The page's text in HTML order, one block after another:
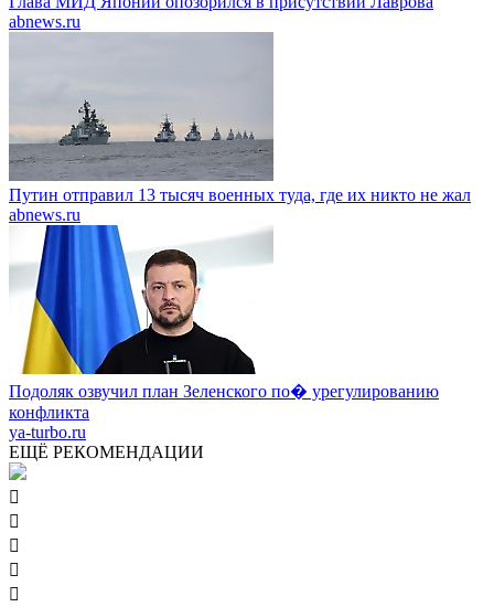
abnews.ru
Путин отправил 13 тысяч военных туда, где их никто не жал
abnews.ru
Подоляк озвучил план Зеленского по� урегулированию
конфликта
ya-turbo.ru
ЕЩЁ РЕКОМЕНДАЦИИ




